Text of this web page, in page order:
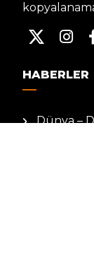
HABERLER
Dünya –